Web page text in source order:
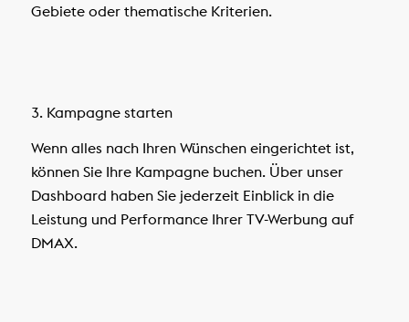
Gebiete oder thematische Kriterien.
3. Kampagne starten
Wenn alles nach Ihren Wünschen eingerichtet ist,
können Sie Ihre Kampagne buchen. Über unser
Dashboard haben Sie jederzeit Einblick in die
Leistung und Performance Ihrer TV-Werbung auf
DMAX.